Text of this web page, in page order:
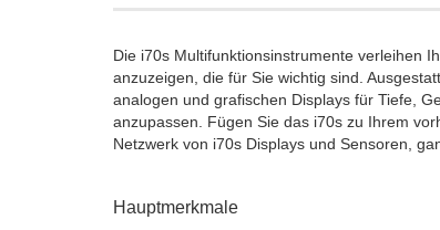
Die i70s Multifunktionsinstrumente verleihen
anzuzeigen, die für Sie wichtig sind.
analogen und grafischen Displays für Tiefe,
anzupassen. Fügen Sie das i70s zu Ihrem
Netzwerk von i70s Displays und Sensoren,
Hauptmerkmale